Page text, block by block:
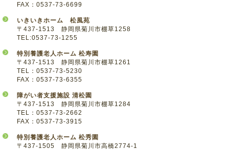
FAX：0537-73-6699
いきいきホーム 松風苑
〒437-1513 静岡県菊川市棚草1258
TEL:0537-73-1255
特別養護老人ホーム 松寿園
〒437-1513 静岡県菊川市棚草1261
TEL：0537-73-5230
FAX：0537-73-6355
障がい者支援施設 清松園
〒437-1513 静岡県菊川市棚草1284
TEL：0537-73-2662
FAX：0537-73-3915
特別養護老人ホーム 松秀園
〒437-1505 静岡県菊川市高橋2774-1